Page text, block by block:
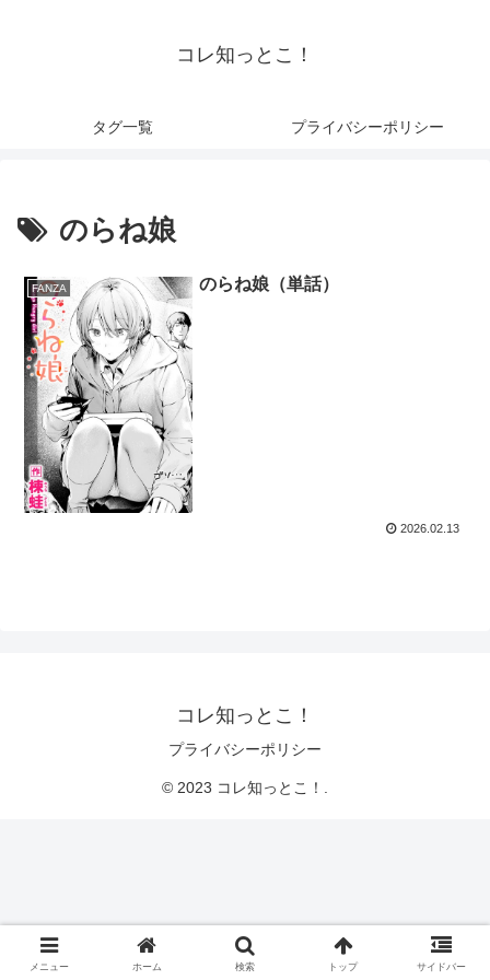
コレ知っとこ！
タグ一覧 プライバシーポリシー
のらね娘
FANZA のらね娘（単話）
2026.02.13
コレ知っとこ！
プライバシーポリシー
© 2023 コレ知っとこ！.
メニュー ホーム 検索 トップ サイドバー